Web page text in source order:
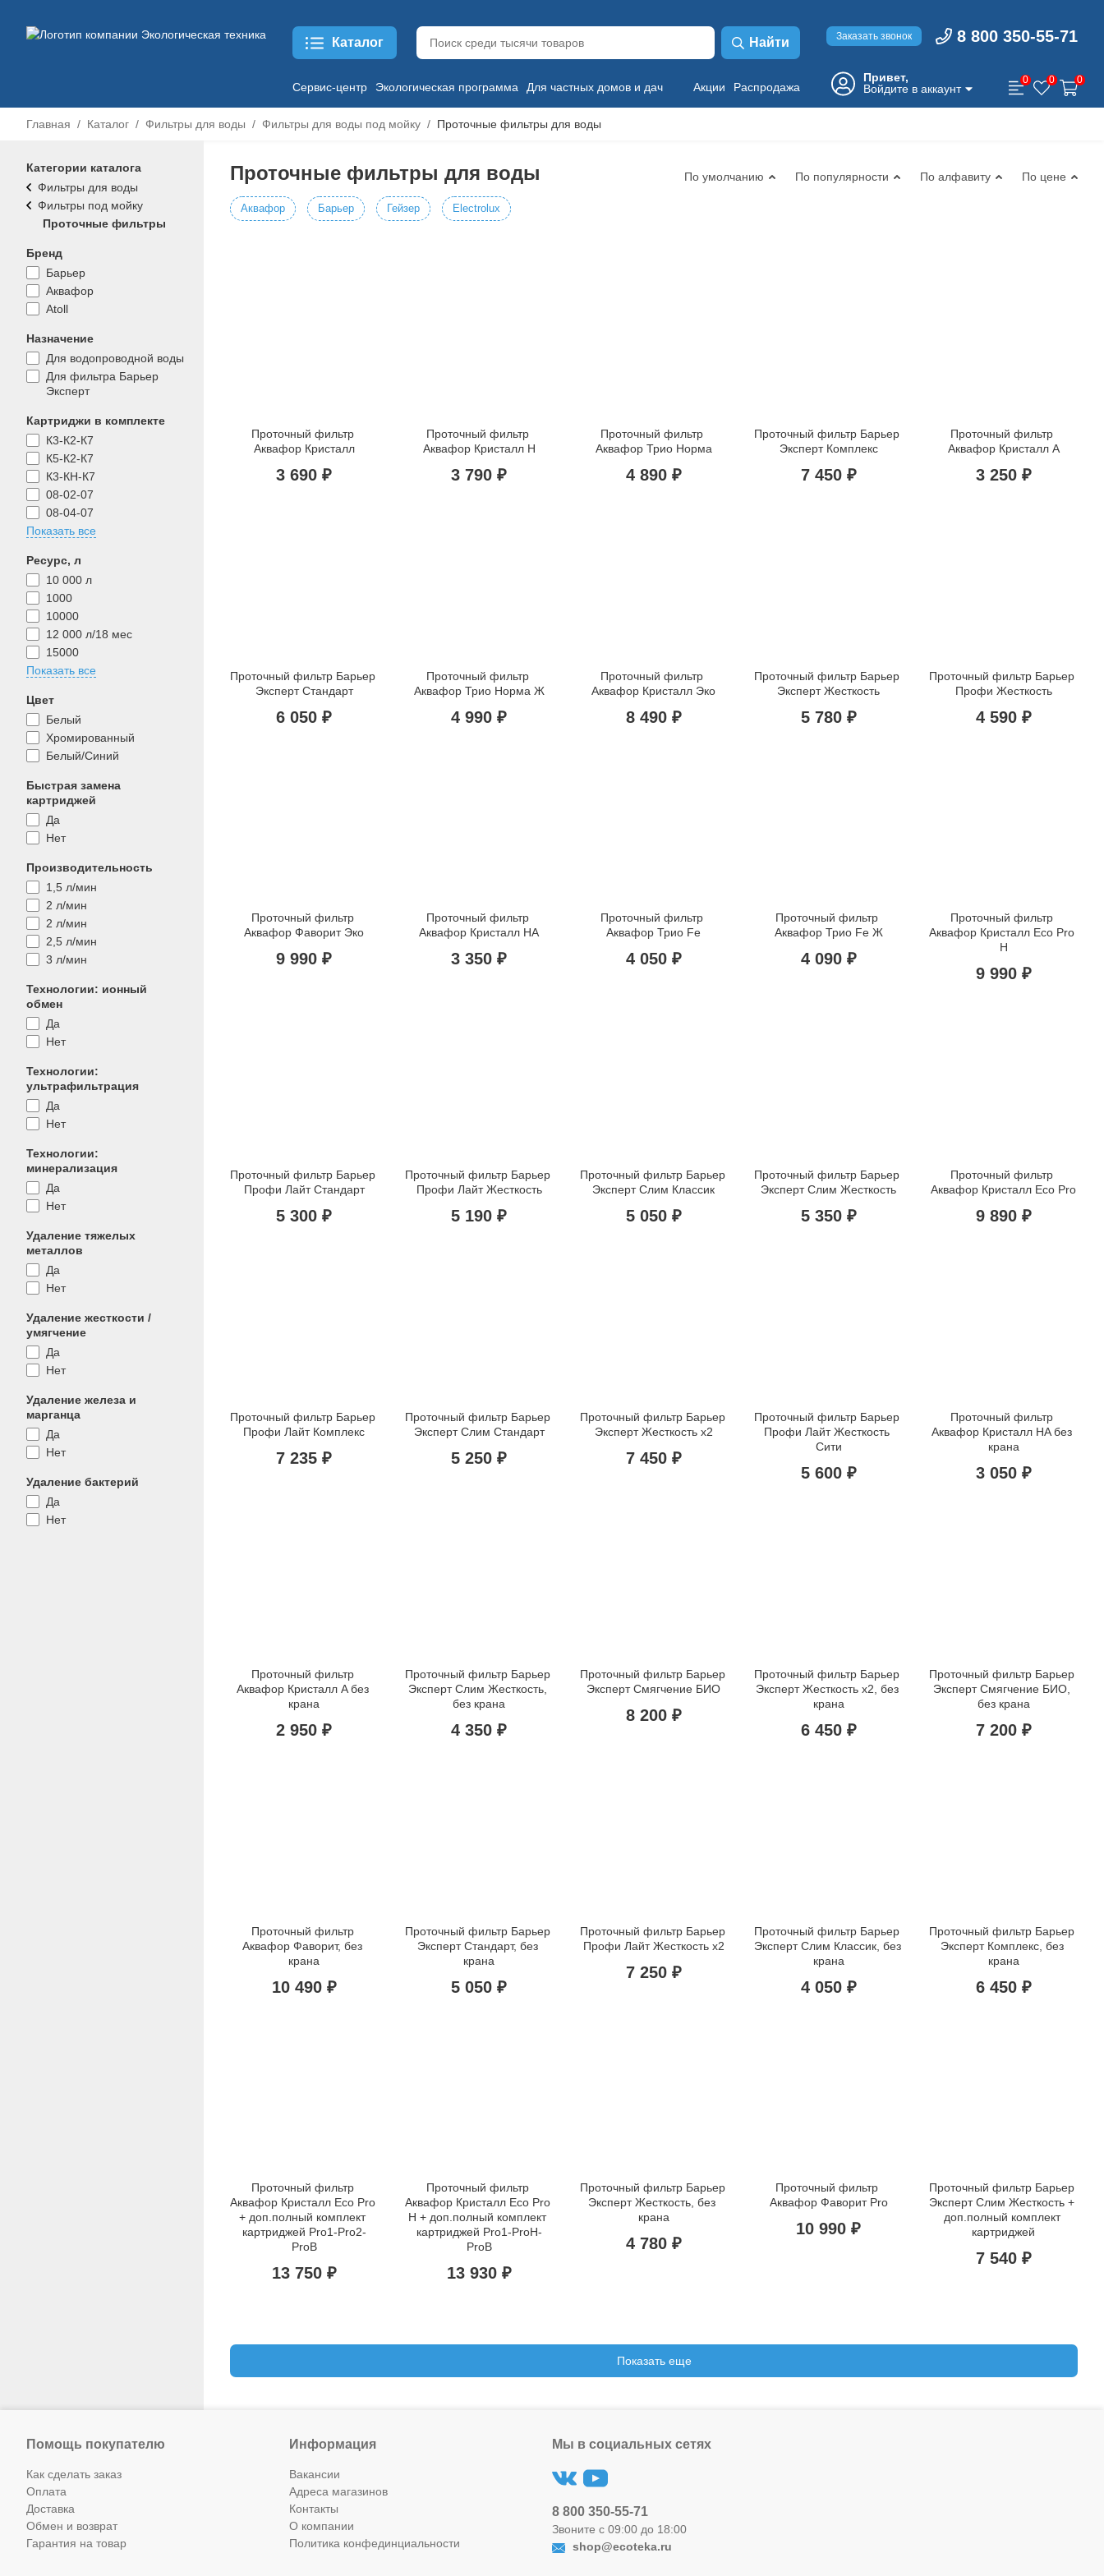
Каталог Найти
Сервис-центр Экологическая программа Для частных домов и дач Акции Распродажа
Заказать звонок 8 800 350-55-71
Привет,
Войдите в аккаунт
0 0 0
Главная Каталог Фильтры для воды Фильтры для воды под мойку Проточные фильтры для воды
Категории каталога
Фильтры для воды
Фильтры под мойку
Проточные фильтры
Бренд
Барьер
Аквафор
Atoll
Назначение
Для водопроводной воды
Для фильтра Барьер
Эксперт
Картриджи в комплекте
К3-К2-К7
К5-К2-К7
К3-КН-К7
08-02-07
08-04-07
Показать все
Ресурс, л
10 000 л
1000
10000
12 000 л/18 мес
15000
Показать все
Цвет
Белый
Хромированный
Белый/Синий
Быстрая замена
картриджей
Да
Нет
Производительность
1,5 л/мин
2 л/мин
2 л/мин
2,5 л/мин
3 л/мин
Технологии: ионный
обмен
Да
Нет
Технологии:
ультрафильтрация
Да
Нет
Технологии:
минерализация
Да
Нет
Удаление тяжелых
металлов
Да
Нет
Удаление жесткости /
умягчение
Да
Нет
Удаление железа и
марганца
Да
Нет
Удаление бактерий
Да
Нет
Проточные фильтры для воды По умолчанию По популярности По алфавиту По цене
Аквафор Барьер Гейзер Electrolux
Проточный фильтр
Аквафор Кристалл
3 690 ₽
Проточный фильтр
Аквафор Кристалл H
3 790 ₽
Проточный фильтр
Аквафор Трио Норма
4 890 ₽
Проточный фильтр Барьер
Эксперт Комплекс
7 450 ₽
Проточный фильтр
Аквафор Кристалл A
3 250 ₽
Проточный фильтр Барьер
Эксперт Стандарт
6 050 ₽
Проточный фильтр
Аквафор Трио Норма Ж
4 990 ₽
Проточный фильтр
Аквафор Кристалл Эко
8 490 ₽
Проточный фильтр Барьер
Эксперт Жесткость
5 780 ₽
Проточный фильтр Барьер
Профи Жесткость
4 590 ₽
Проточный фильтр
Аквафор Фаворит Эко
9 990 ₽
Проточный фильтр
Аквафор Кристалл НA
3 350 ₽
Проточный фильтр
Аквафор Трио Fe
4 050 ₽
Проточный фильтр
Аквафор Трио Fe Ж
4 090 ₽
Проточный фильтр
Аквафор Кристалл Eco Pro
H
9 990 ₽
Проточный фильтр Барьер
Профи Лайт Стандарт
5 300 ₽
Проточный фильтр Барьер
Профи Лайт Жесткость
5 190 ₽
Проточный фильтр Барьер
Эксперт Слим Классик
5 050 ₽
Проточный фильтр Барьер
Эксперт Слим Жесткость
5 350 ₽
Проточный фильтр
Аквафор Кристалл Eco Pro
9 890 ₽
Проточный фильтр Барьер
Профи Лайт Комплекс
7 235 ₽
Проточный фильтр Барьер
Эксперт Слим Стандарт
5 250 ₽
Проточный фильтр Барьер
Эксперт Жесткость х2
7 450 ₽
Проточный фильтр Барьер
Профи Лайт Жесткость
Сити
5 600 ₽
Проточный фильтр
Аквафор Кристалл НA без
крана
3 050 ₽
Проточный фильтр
Аквафор Кристалл A без
крана
2 950 ₽
Проточный фильтр Барьер
Эксперт Слим Жесткость,
без крана
4 350 ₽
Проточный фильтр Барьер
Эксперт Смягчение БИО
8 200 ₽
Проточный фильтр Барьер
Эксперт Жесткость х2, без
крана
6 450 ₽
Проточный фильтр Барьер
Эксперт Смягчение БИО,
без крана
7 200 ₽
Проточный фильтр
Аквафор Фаворит, без
крана
10 490 ₽
Проточный фильтр Барьер
Эксперт Стандарт, без
крана
5 050 ₽
Проточный фильтр Барьер
Профи Лайт Жесткость х2
7 250 ₽
Проточный фильтр Барьер
Эксперт Слим Классик, без
крана
4 050 ₽
Проточный фильтр Барьер
Эксперт Комплекс, без
крана
6 450 ₽
Проточный фильтр
Аквафор Кристалл Eco Pro
+ доп.полный комплект
картриджей Pro1-Pro2-
ProB
13 750 ₽
Проточный фильтр
Аквафор Кристалл Eco Pro
H + доп.полный комплект
картриджей Pro1-ProH-
ProB
13 930 ₽
Проточный фильтр Барьер
Эксперт Жесткость, без
крана
4 780 ₽
Проточный фильтр
Аквафор Фаворит Pro
10 990 ₽
Проточный фильтр Барьер
Эксперт Слим Жесткость +
доп.полный комплект
картриджей
7 540 ₽
Показать еще
Помощь покупателю
Как сделать заказ
Оплата
Доставка
Обмен и возврат
Гарантия на товар
Информация
Вакансии
Адреса магазинов
Контакты
О компании
Политика конфединциальности
Мы в социальных сетях
8 800 350-55-71
Звоните с 09:00 до 18:00
shop@ecoteka.ru